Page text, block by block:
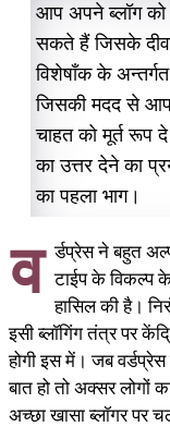
आप अपने ब्लॉग को
सकते हैं जिसके
विशेषाँक के
जिसकी मदद से आप
चाहत को मूर्त रूप
का उत्तर देने का
का पहला भाग।
व र्डप्रेस ने बहुत
टाईप के विकल्प
हासिल की है।
इसी ब्लॉगिंग तंत्र पर
होगी इस में। जब
बात हो तो अक्सर लोगों
अच्छा खासा ब्लॉगर पर